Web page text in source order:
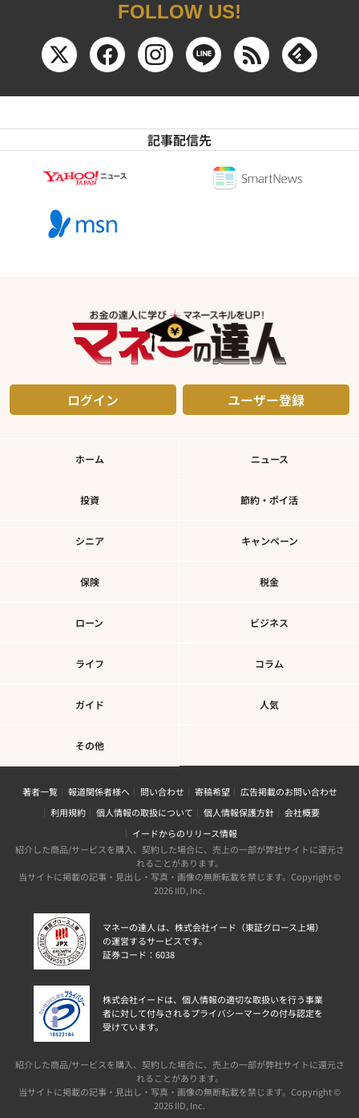
FOLLOW US!
記事配信先
ログイン ユーザー登録
ホーム ニュース
投資 節約・ポイ活
シニア キャンペーン
保険 税金
ローン ビジネス
ライフ コラム
ガイド 人気
その他
著者一覧 報道関係者様へ 問い合わせ 寄稿希望
広告掲載のお問い合わせ
利用規約
個人情報の取扱について 個人情報保護方針
会社概要
イードからのリリース情報
紹介した商品/サービスを購入、契約した場合に、売上の一部が弊社サイトに還元さ
れることがあります。
当サイトに掲載の記事・見出し・写真・画像の無断転載を禁じます。Copyright ©
2026 IID, Inc.
マネーの達人 は、株式会社イード（東証グロース上場）
の運営するサービスです。
証券コード：6038
株式会社イードは、個人情報の適切な取扱いを行う事業
者に対して付与されるプライバシーマークの付与認定を
受けています。
紹介した商品/サービスを購入、契約した場合に、売上の一部が弊社サイトに還元さ
れることがあります。
当サイトに掲載の記事・見出し・写真・画像の無断転載を禁じます。Copyright ©
2026 IID, Inc.